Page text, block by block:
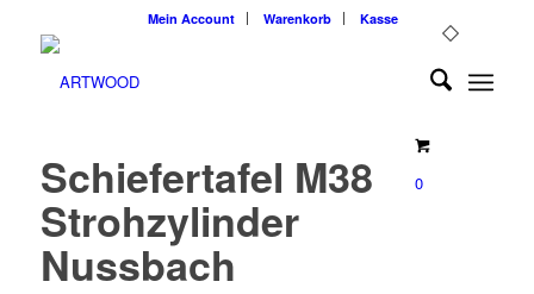
Mein Account Warenkorb Kasse
0
Schiefertafel M38
Strohzylinder
Nussbach